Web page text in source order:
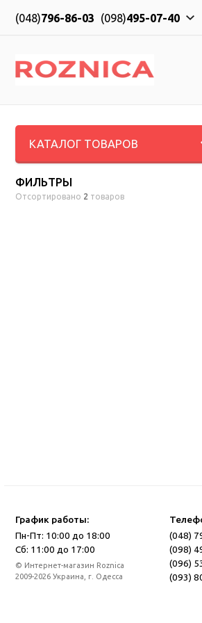
(048)796-86-03 (098)495-07-40
КАТАЛОГ ТОВАРОВ
ФИЛЬТРЫ
Отсортировано 2 товаров
График работы:
Пн-Пт: 10:00 до 18:00
Сб: 11:00 до 17:00
© Интернет-магазин Roznica
2009-2026 Украина, г. Одесса
(048)
(098)
(096)
(093)